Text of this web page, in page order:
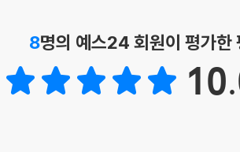
8명의 예스24 회원이 평가한